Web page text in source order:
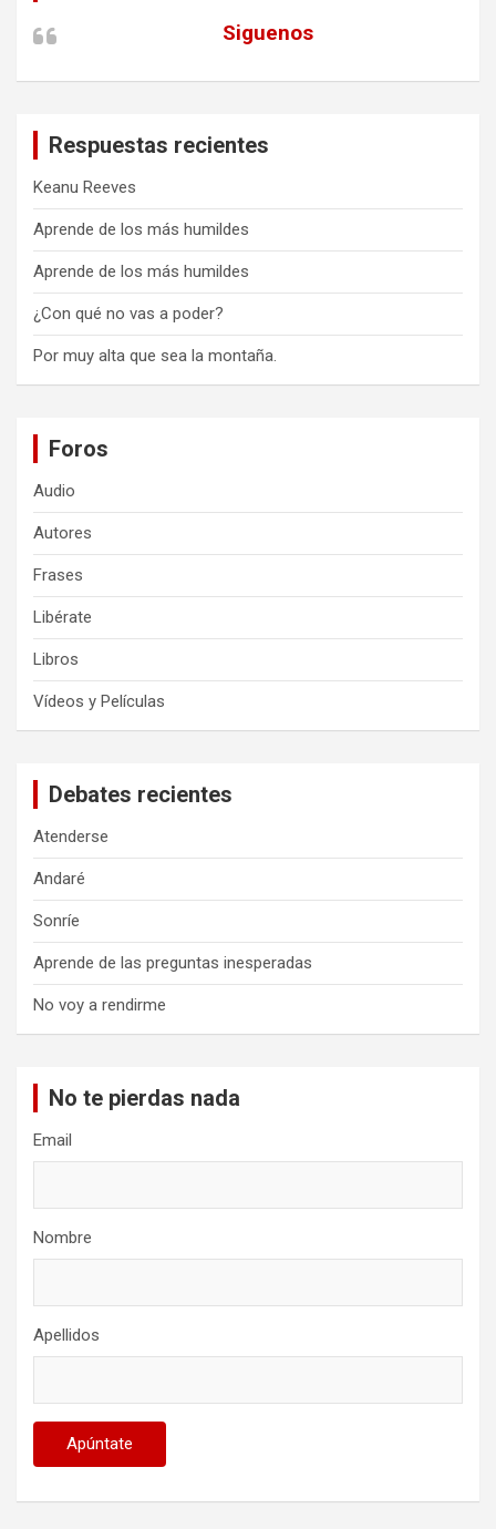
Siguenos
Respuestas recientes
Keanu Reeves
Aprende de los más humildes
Aprende de los más humildes
¿Con qué no vas a poder?
Por muy alta que sea la montaña.
Foros
Audio
Autores
Frases
Libérate
Libros
Vídeos y Películas
Debates recientes
Atenderse
Andaré
Sonríe
Aprende de las preguntas inesperadas
No voy a rendirme
No te pierdas nada
Email
Nombre
Apellidos